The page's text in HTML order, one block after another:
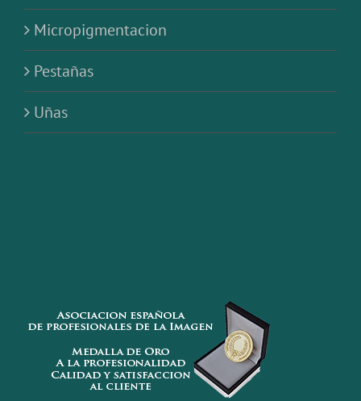
Micropigmentacion
Pestañas
Uñas